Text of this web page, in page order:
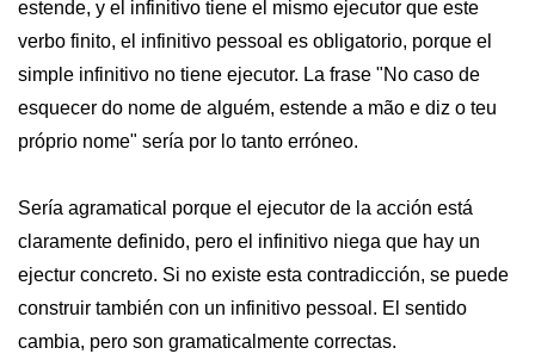
estende, y el infinitivo tiene el mismo ejecutor que este
verbo finito, el infinitivo pessoal es obligatorio, porque el
simple infinitivo no tiene ejecutor. La frase "No caso de
esquecer do nome de alguém, estende a mão e diz o teu
próprio nome" sería por lo tanto erróneo.
Sería agramatical porque el ejecutor de la acción está
claramente definido, pero el infinitivo niega que hay un
ejectur concreto. Si no existe esta contradicción, se puede
construir también con un infinitivo pessoal. El sentido
cambia, pero son gramaticalmente correctas.